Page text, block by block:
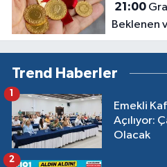
21:00Gram altın 6 bin lirayı aştı!
Beklenen
Trend Haberler
Emekli
Açılıyor:
Olacak
1
2